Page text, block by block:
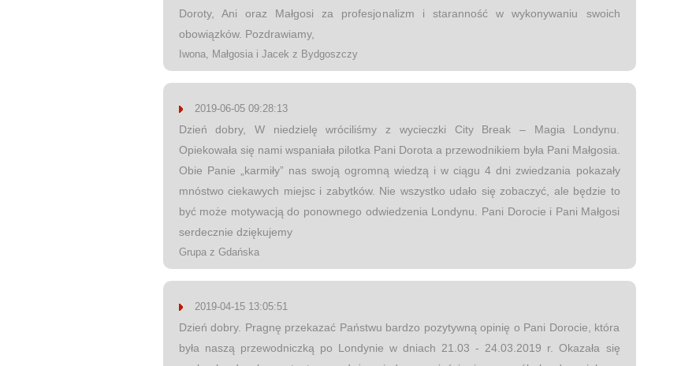
Doroty, Ani oraz Małgosi za profesjonalizm i staranność w wykonywaniu swoich
obowiązków. Pozdrawiamy,
Iwona, Małgosia i Jacek z Bydgoszczy
2019-06-05 09:28:13
Dzień dobry, W niedzielę wróciliśmy z wycieczki City Break – Magia Londynu.
Opiekowała się nami wspaniała pilotka Pani Dorota a przewodnikiem była Pani Małgosia.
Obie Panie „karmiły” nas swoją ogromną wiedzą i w ciągu 4 dni zwiedzania pokazały
mnóstwo ciekawych miejsc i zabytków. Nie wszystko udało się zobaczyć, ale będzie to
być może motywacją do ponownego odwiedzenia Londynu. Pani Dorocie i Pani Małgosi
serdecznie dziękujemy
Grupa z Gdańska
2019-04-15 13:05:51
Dzień dobry. Pragnę przekazać Państwu bardzo pozytywną opinię o Pani Dorocie, która
była naszą przewodniczką po Londynie w dniach 21.03 - 24.03.2019 r. Okazała się